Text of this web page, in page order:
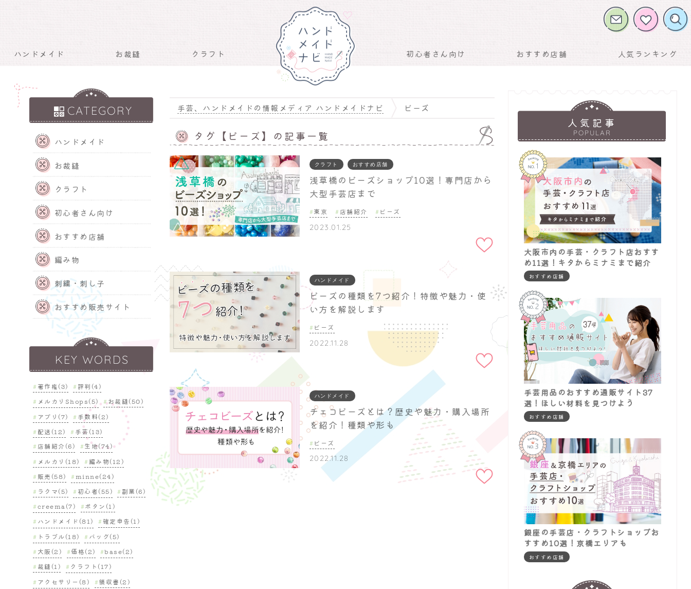
ハンドメイド お裁縫 クラフト 初心者さん向け おすすめ店舗 人気ランキング
CATEGORY
ハンドメイド
お裁縫
クラフト
初心者さん向け
おすすめ店舗
編み物
刺繍・刺し子
おすすめ販売サイト
KEY WORDS
著作権(3)
評判(4)
メルカリShops(5)
お裁縫(50)
アプリ(7)
手数料(2)
配送(12)
手芸(13)
店舗紹介(6)
生地(74)
メルカリ(18)
編み物(12)
販売(58)
minne(24)
ラクマ(5)
初心者(55)
副業(6)
creema(7)
ボタン(1)
ハンドメイド(81)
確定申告(1)
トラブル(18)
バッグ(5)
大阪(2)
価格(2)
base(2)
裁縫(1)
クラフト(17)
アクセサリー(8)
領収書(2)
手芸、ハンドメイドの情報メディア ハンドメイドナビ ビーズ
タグ【ビーズ】の記事一覧
クラフト おすすめ店舗
浅草橋のビーズショップ10選！専門店から
大型手芸店まで
東京 店舗紹介 ビーズ
2023.01.25
ハンドメイド
ビーズの種類を7つ紹介！特徴や魅力・使
い方を解説します
ビーズ
2022.11.28
お気に入りに
ハンドメイド
チェコビーズとは？歴史や魅力・購入場所
を紹介！種類や形も
ビーズ
2022.11.28
お気に入りに
追加
人気記事
POPULAR
大阪市内の手芸・クラフト店おすす
め11選！キタからミナミまで紹介
おすすめ店舗
手芸用品のおすすめ通販サイト37
選！ほしい材料を見つけよう
おすすめ店舗
銀座の手芸店・クラフトショップお
すすめ10選！京橋エリアも
おすすめ店舗